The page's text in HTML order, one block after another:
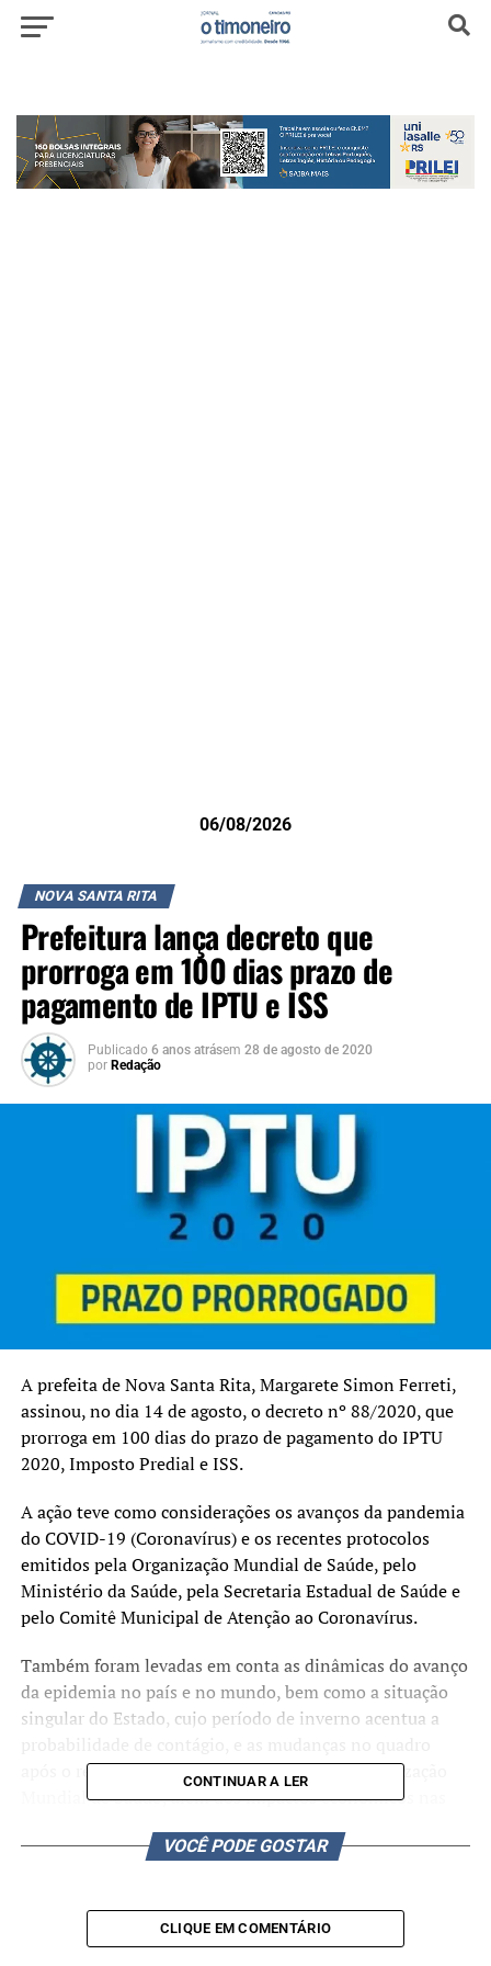
06/08/2026
NOVA SANTA RITA
Prefeitura lança decreto que
prorroga em 100 dias prazo de
pagamento de IPTU e ISS
Publicado 6 anos atrásem 28 de agosto de 2020
por Redação
A prefeita de Nova Santa Rita, Margarete Simon Ferreti,
assinou, no dia 14 de agosto, o decreto nº 88/2020, que
prorroga em 100 dias do prazo de pagamento do IPTU
2020, Imposto Predial e ISS.
A ação teve como considerações os avanços da pandemia
do COVID-19 (Coronavírus) e os recentes protocolos
emitidos pela Organização Mundial de Saúde, pelo
Ministério da Saúde, pela Secretaria Estadual de Saúde e
pelo Comitê Municipal de Atenção ao Coronavírus.
Também foram levadas em conta as dinâmicas do avanço
da epidemia no país e no mundo, bem como a situação
singular do Estado, cujo período de inverno acentua a
após o reconhecimento da pandemia pela Organização
Mundial de Saúde; além dos impactos econômicos nas
com os avanços da pandemia do COVID-19
Contudo, a administração municipal informou incentivar
que o contribuinte proceda a quitação de seus Impostos,
CONTINUAR A LER
VOCÊ PODE GOSTAR
CLIQUE EM COMENTÁRIO